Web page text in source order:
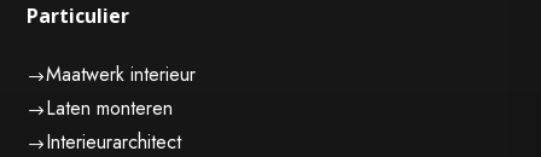
Particulier
$Maatwerk interieur
$Laten monteren
$Interieurarchitect